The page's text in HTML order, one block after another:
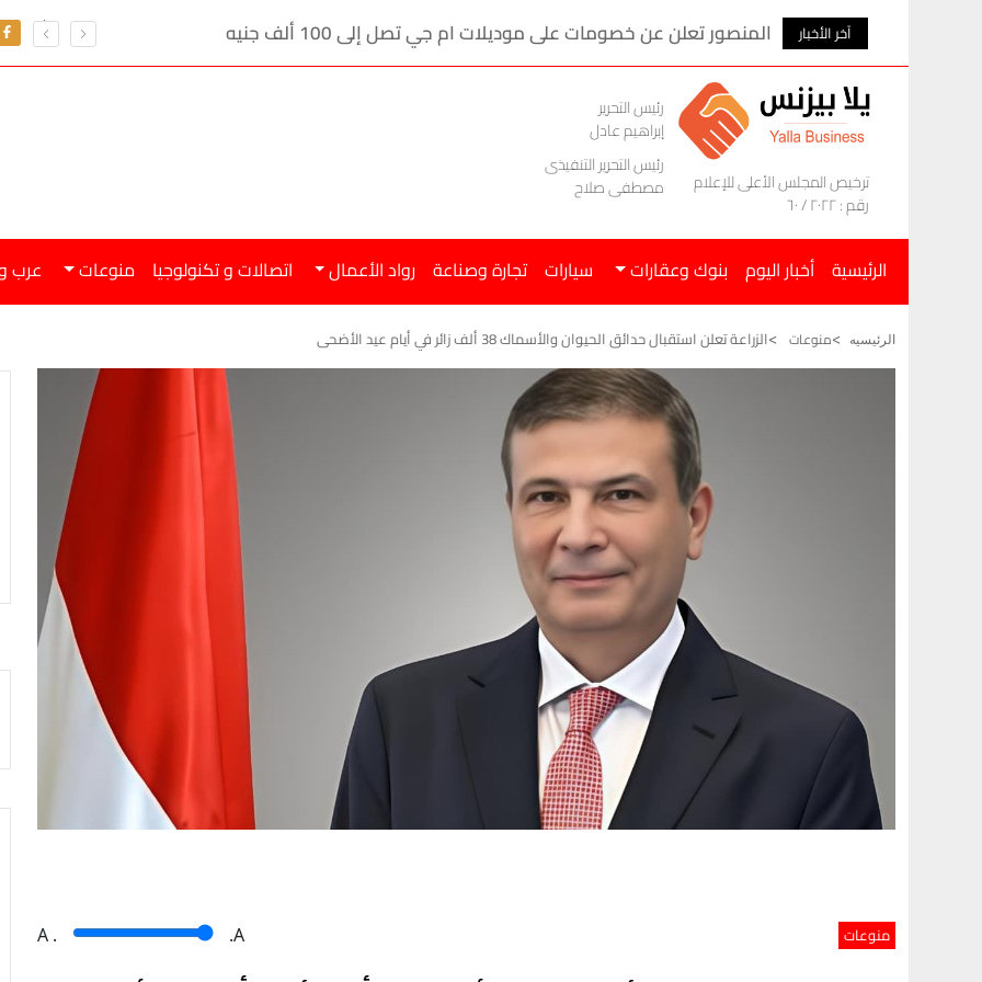
آخر الأخبار المنصور تعلن عن خصومات على موديلات ام جي تصل إلى 100 ألف جنيه
ترخيص المجلس الأعلى للإعلام
رقم : ٢٠٢٢ / ٦٠
رئيس التحرير
إبراهيم عادل
رئيس التحرير التنفيذى
مصطفى صلاح
الرئيسية أخبار اليوم بنوك وعقارات سيارات تجارة وصناعة رواد الأعمال اتصالات و تكنولوجيا منوعات عرب
الرئيسيه منوعات الزراعة تعلن استقبال حدائق الحيوان والأسماك 38 ألف زائر في أيام عيد الأضحى
منوعات A . .A